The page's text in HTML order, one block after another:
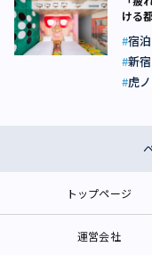
ける
宿
新
虎
トップページ
運営会社